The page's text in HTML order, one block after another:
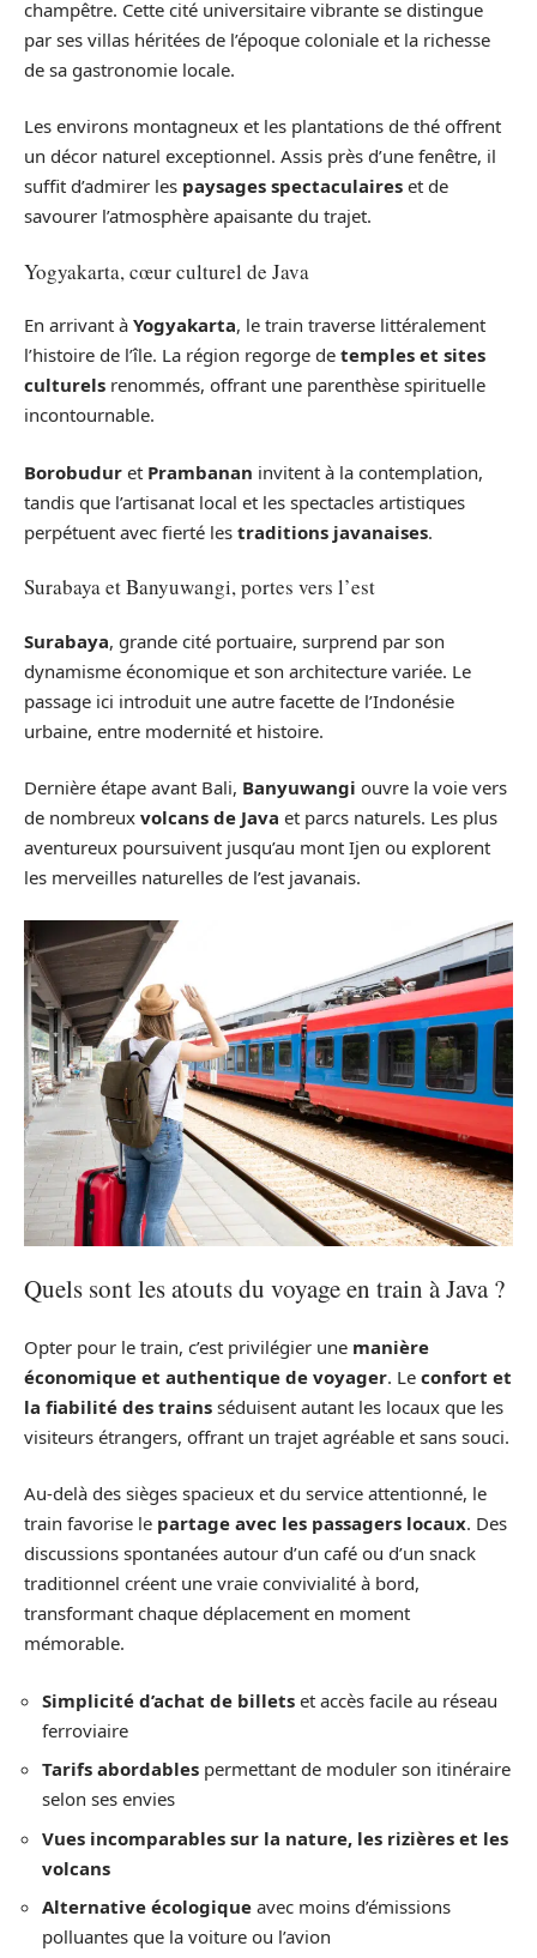
champêtre. Cette cité universitaire vibrante se distingue
par ses villas héritées de l’époque coloniale et la richesse
de sa gastronomie locale.
Les environs montagneux et les plantations de thé offrent
un décor naturel exceptionnel. Assis près d’une fenêtre, il
suffit d’admirer les paysages spectaculaires et de
savourer l’atmosphère apaisante du trajet.
Yogyakarta, cœur culturel de Java
En arrivant à Yogyakarta, le train traverse littéralement
l’histoire de l’île. La région regorge de temples et sites
culturels renommés, offrant une parenthèse spirituelle
incontournable.
Borobudur et Prambanan invitent à la contemplation,
tandis que l’artisanat local et les spectacles artistiques
perpétuent avec fierté les traditions javanaises.
Surabaya et Banyuwangi, portes vers l’est
Surabaya, grande cité portuaire, surprend par son
dynamisme économique et son architecture variée. Le
passage ici introduit une autre facette de l’Indonésie
urbaine, entre modernité et histoire.
Dernière étape avant Bali, Banyuwangi ouvre la voie vers
de nombreux volcans de Java et parcs naturels. Les plus
aventureux poursuivent jusqu’au mont Ijen ou explorent
les merveilles naturelles de l’est javanais.
Quels sont les atouts du voyage en train à Java ?
Opter pour le train, c’est privilégier une manière
économique et authentique de voyager. Le confort et
la fiabilité des trains séduisent autant les locaux que les
visiteurs étrangers, offrant un trajet agréable et sans souci.
Au-delà des sièges spacieux et du service attentionné, le
train favorise le partage avec les passagers locaux. Des
discussions spontanées autour d’un café ou d’un snack
traditionnel créent une vraie convivialité à bord,
transformant chaque déplacement en moment
mémorable.
Simplicité d’achat de billets et accès facile au réseau
ferroviaire
Tarifs abordables permettant de moduler son itinéraire
selon ses envies
Vues incomparables sur la nature, les rizières et les
volcans
Alternative écologique avec moins d’émissions
polluantes que la voiture ou l’avion